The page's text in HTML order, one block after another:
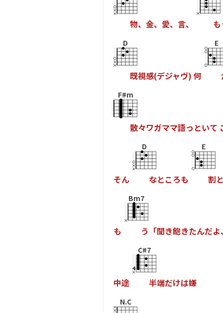
物、 金、 愛、 言、 も
D
既視感(デジャヴ) 何
E
F#m
散々ワガママ語っ といて
そん
D
なところも
E
割
も
Bm7
う 「聞き飽きたんだよ
中途
C#7
半端だけは嫌
N.C